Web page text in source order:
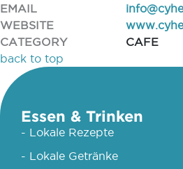
EMAIL
WEBSITE
CATEGORY
CAFE
back to top
Essen & Trinken
- Lokale Rezepte
- Lokale Getränke